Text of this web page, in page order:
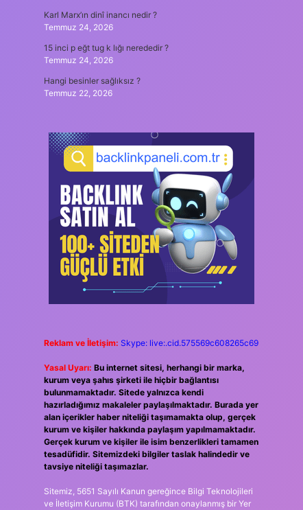
Karl Marx’ın dinî inancı nedir ?
Temmuz 24, 2026
15 inci p eğt tug k lığı nerededir ?
Temmuz 24, 2026
Hangi besinler sağlıksız ?
Temmuz 22, 2026
Reklam ve İletişim: Skype: live:.cid.575569c608265c69
Yasal Uyarı: Bu internet sitesi, herhangi bir marka,
kurum veya şahıs şirketi ile hiçbir bağlantısı
bulunmamaktadır. Sitede yalnızca kendi
hazırladığımız makaleler paylaşılmaktadır. Burada yer
alan içerikler haber niteliği taşımamakta olup, gerçek
kurum ve kişiler hakkında paylaşım yapılmamaktadır.
Gerçek kurum ve kişiler ile isim benzerlikleri tamamen
tesadüfidir. Sitemizdeki bilgiler taslak halindedir ve
tavsiye niteliği taşımazlar.
Sitemiz, 5651 Sayılı Kanun gereğince Bilgi Teknolojileri
ve İletişim Kurumu (BTK) tarafından onaylanmış bir Yer